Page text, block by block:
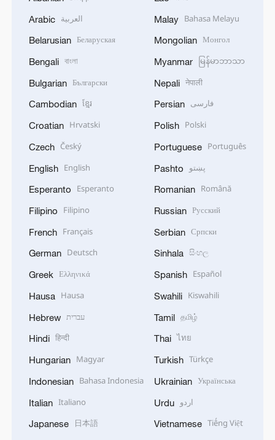
Arabic العربية
Belarusian Беларуская
Bengali বাংলা
Bulgarian Български
Cambodian ខ្មែរ
Croatian Hrvatski
Czech Český
English English
Esperanto Esperanto
Filipino Filipino
French Français
German Deutsch
Greek Ελληνικά
Hausa Hausa
Hebrew עברית
Hindi हिन्दी
Hungarian Magyar
Indonesian Bahasa Indonesia
Italian Italiano
Japanese 日本語
Malay Bahasa Melayu
Mongolian Монгол
Myanmar မြန်မာဘာသာ
Nepali नेपाली
Persian فارسی
Polish Polski
Portuguese Português
Pashto پښتو
Romanian Română
Russian Русский
Serbian Српски
Sinhala සිංහල
Spanish Español
Swahili Kiswahili
Tamil தமிழ்
Thai ไทย
Turkish Türkçe
Ukrainian Українська
Urdu اردو
Vietnamese Tiếng Việt